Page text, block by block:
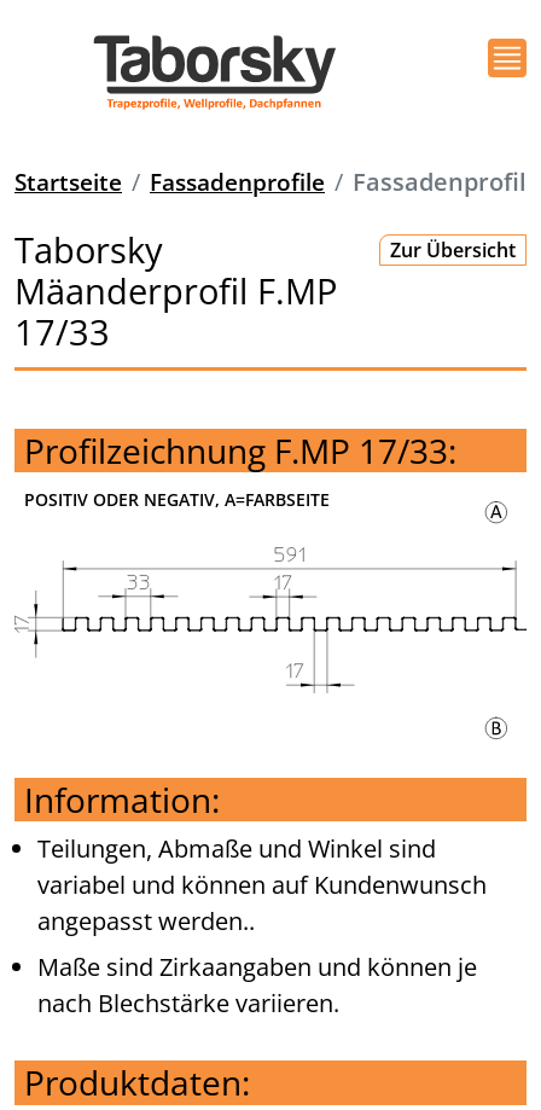
Startseite Fassadenprofile Fassadenprofil
Zur Übersicht
Taborsky
Mäanderprofil F.MP
17/33
Profilzeichnung F.MP 17/33:
POSITIV ODER NEGATIV, A=FARBSEITE
Information:
Teilungen, Abmaße und Winkel sind
variabel und können auf Kundenwunsch
angepasst werden..
Maße sind Zirkaangaben und können je
nach Blechstärke variieren.
Produktdaten: